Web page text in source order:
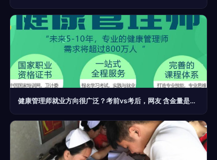
健康管理师就业方向很广泛？考前vs考后，网友 含金量是真高！